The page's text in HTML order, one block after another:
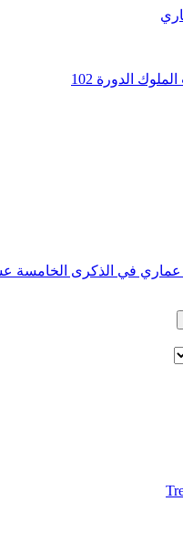
الدورة 102
عماري في الذكرى الخامسة